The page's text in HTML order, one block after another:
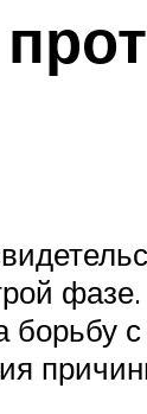
борьбу